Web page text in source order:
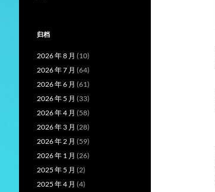
归档
2026 年 8 月 (10)
2026 年 7 月 (64)
2026 年 6 月 (61)
2026 年 5 月 (33)
2026 年 4 月 (58)
2026 年 3 月 (28)
2026 年 2 月 (59)
2026 年 1 月 (26)
2025 年 5 月 (2)
2025 年 4 月 (4)